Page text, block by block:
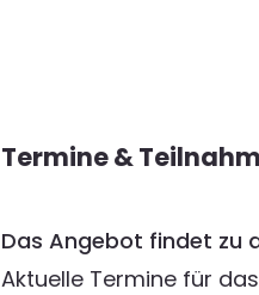
Termine &
Das Angebot findet zu
Aktuelle Termine für